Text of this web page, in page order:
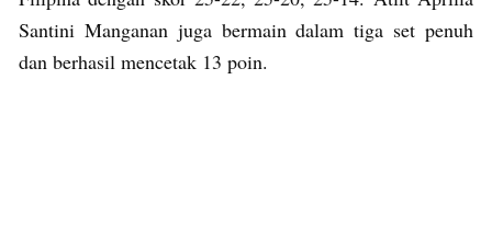
Santini Manganan juga bermain dalam tiga set penuh
dan berhasil mencetak 13 poin.